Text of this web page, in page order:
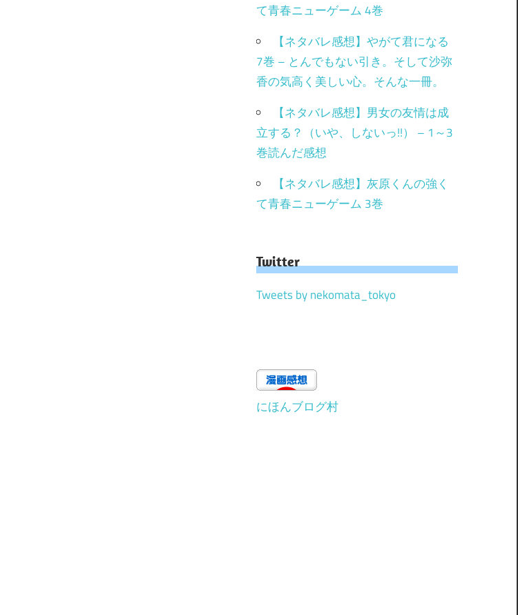
て青春ニューゲーム 4巻
【ネタバレ感想】やがて君になる
7巻 – とんでもない引き。そして沙弥
香の気高く美しい心。そんな一冊。
【ネタバレ感想】男女の友情は成
立する？（いや、しないっ!!） – 1～3
巻読んだ感想
【ネタバレ感想】灰原くんの強く
て青春ニューゲーム 3巻
Twitter
Tweets by nekomata_tokyo
にほんブログ村